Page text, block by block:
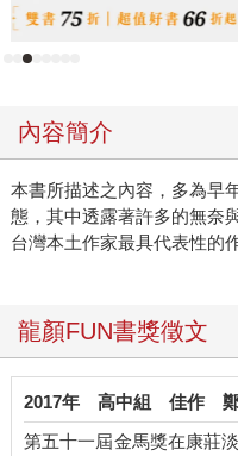
內容簡介
本書所描述之內容，多為早
態，其中透露著許多的無奈
台灣本土作家最具代表性的作
龍顏FUN書獎徵文
2017年 高中組 佳作
第五十一屆金馬獎在康莊